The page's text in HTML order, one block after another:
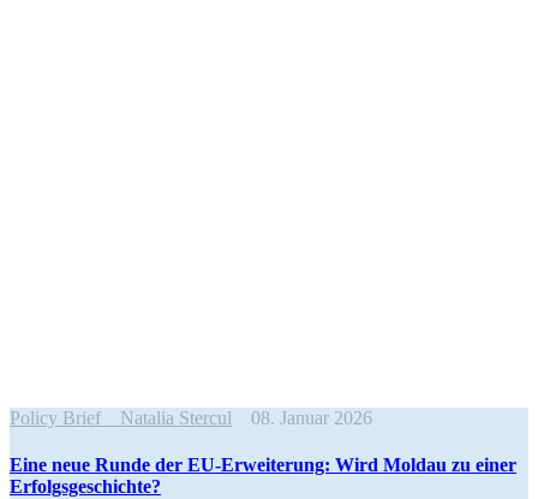
Policy Brief Natalia Stercul 08. Januar 2026
Eine neue Runde der EU-Erwei­terung: Wird Moldau zu einer
Erfolgsgeschichte?